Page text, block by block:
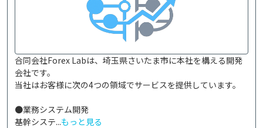
合同会社Forex Labは、埼玉県さいたま市に本社を構える開発
会社です。
当社はお客様に次の4つの領域でサービスを提供しています。
●業務システム開発
基幹システ...もっと見る